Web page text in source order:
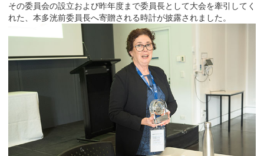
その委員会の設立および昨年度まで委員長として大会を牽引してく
れた、本多洸前委員長へ寄贈される時計が披露されました。